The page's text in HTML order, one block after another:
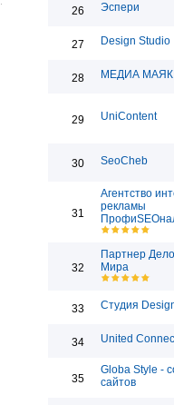
26 Эспери
27 Design Studio
28 МЕДИА МАЯК
29 UniContent
30 SeoCheb
31
Агентство
рекламы
32
Партнер
Мира
33 Студия
34 United
35
Globa Style -
сайтов